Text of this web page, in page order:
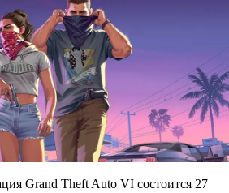
Grand Theft Auto VI состоится 27